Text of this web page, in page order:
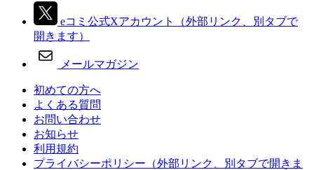
eコミ公式Xアカウント
（外部リンク、別タブで
開きます）
メールマガジン
初めての方へ
よくある質問
お問い合わせ
お知らせ
利用規約
プライバシーポリシー （外部リンク、別タブで開きま